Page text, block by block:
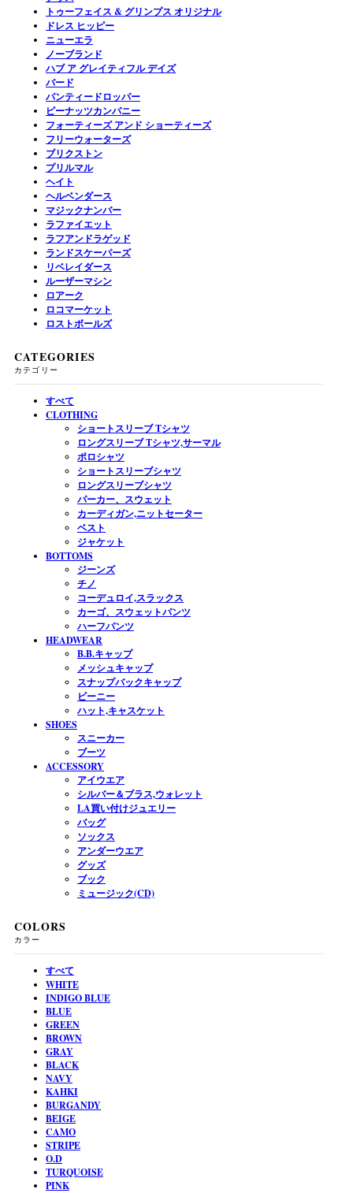
トゥーフェイス & グリンプス オリジナル
ドレス ヒッピー
ニューエラ
ノーブランド
ハブ ア グレイティフル デイズ
バード
パンティードロッパー
ピーナッツカンパニー
フォーティーズ アンド ショーティーズ
フリーウォーターズ
ブリクストン
プリルマル
ヘイト
ヘルベンダース
マジックナンバー
ラファイエット
ラフアンドラゲッド
ランドスケーパーズ
リベレイダース
ルーザーマシン
ロアーク
ロコマーケット
ロストボールズ
CATEGORIES
カテゴリー
すべて
CLOTHING
ショートスリーブ Tシャツ
ロングスリーブ Tシャツ,サーマル
ポロシャツ
ショートスリーブシャツ
ロングスリーブシャツ
パーカー、スウェット
カーディガン,ニットセーター
ベスト
ジャケット
BOTTOMS
ジーンズ
チノ
コーデュロイ,スラックス
カーゴ、スウェットパンツ
ハーフパンツ
HEADWEAR
B.B.キャップ
メッシュキャップ
スナップバックキャップ
ビーニー
ハット,キャスケット
SHOES
スニーカー
ブーツ
ACCESSORY
アイウエア
シルバー＆ブラス,ウォレット
LA買い付けジュエリー
バッグ
ソックス
アンダーウエア
グッズ
ブック
ミュージック(CD)
COLORS
カラー
すべて
WHITE
INDIGO BLUE
BLUE
GREEN
BROWN
GRAY
BLACK
NAVY
KAHKI
BURGANDY
BEIGE
CAMO
STRIPE
O.D
TURQUOISE
PINK